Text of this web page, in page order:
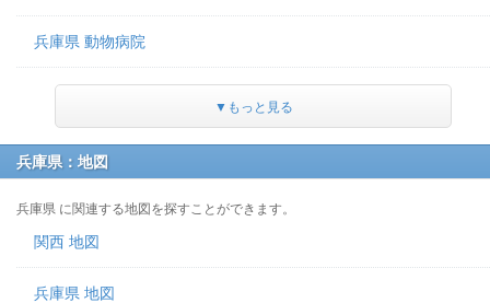
兵庫県 動物病院
▼もっと見る
兵庫県：地図
兵庫県 に関連する地図を探すことができます。
関西 地図
兵庫県 地図